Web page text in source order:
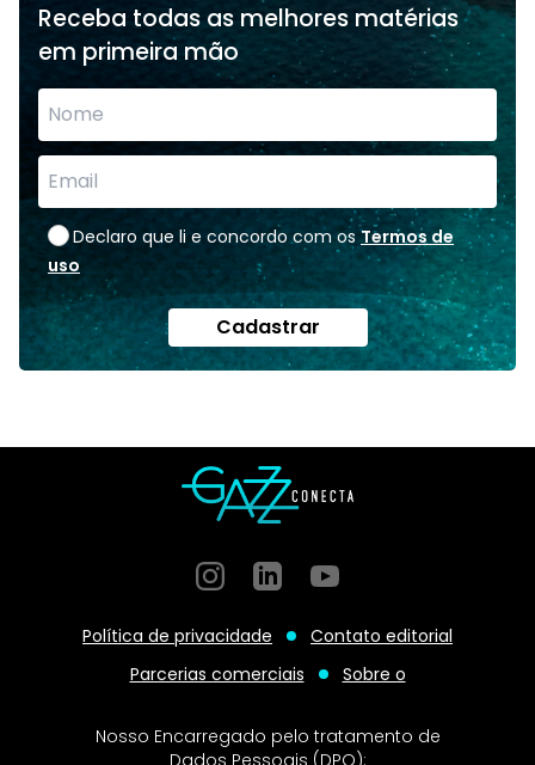
Receba todas as melhores matérias
em primeira mão
Declaro que li e concordo com os Termos de
uso
Cadastrar
InstagramGitHubGitHub
Política de privacidade
Contato editorial
Parcerias comerciais
Sobre o
Nosso Encarregado pelo tratamento de
Dados Pessoais (DPO):